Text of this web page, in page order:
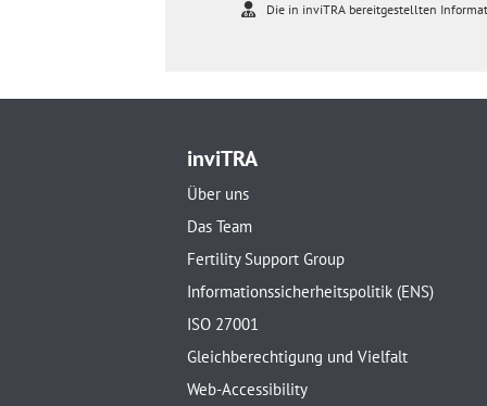
Die in inviTRA bereitgestellten
inviTRA
Über uns
Das Team
Fertility Support Group
Informationssicherheitspolitik (ENS)
ISO 27001
Gleichberechtigung und Vielfalt
Web-Accessibility